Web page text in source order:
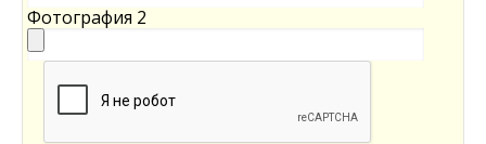
Фотография 2